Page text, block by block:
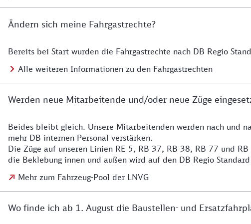
Ändern sich meine Fahrgastrechte?
Details zu Fahrgastrechten
Bereits bei Start wurden die Fahrgastrechte nach DB Regio
Alle weiteren Informationen zu den Fahrgastrechten
Werden neue Mitarbeitende und/oder neue Züge
Details zu den Mitarbeitenden
Beides bleibt gleich. Unsere Mitarbeitenden werden nach und
mehr DB internen Personal verstärken.
Die Züge auf unseren Linien RE 5, RB 37, RB 38, RB 77 und
die Beklebung innen und außen wird auf den DB Regio
Mehr zum Fahrzeug-Pool der LNVG
Wo finde ich ab 1. August die Baustellen- und